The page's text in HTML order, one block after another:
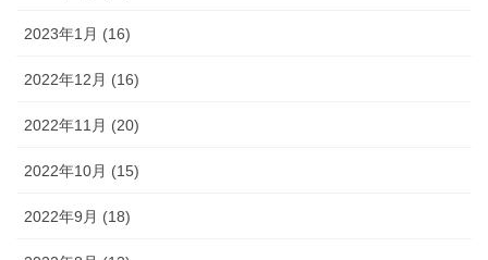
2023年1月 (16)
2022年12月 (16)
2022年11月 (20)
2022年10月 (15)
2022年9月 (18)